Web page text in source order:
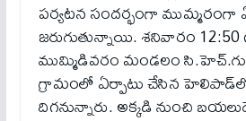
పర్యటన సందర్భంగా ముమ్మరంగా
జరుగుతున్నాయి. శనివారం 12:50
ముమ్మిడివరం మండలం
గ్రామంలో ఏర్పాటు చేసిన
దిగనున్నారు. అక్కడి నుంచి